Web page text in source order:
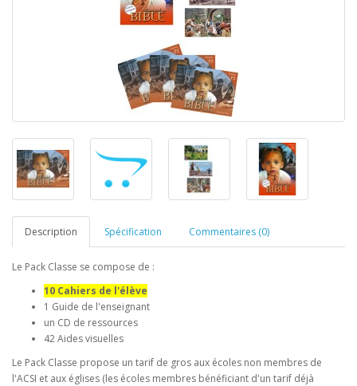
Description Spécification Commentaires (0)
Le Pack Classe se compose de :
10 Cahiers de l'élève
1 Guide de l'enseignant
un CD de ressources
42 Aides visuelles
Le Pack Classe propose un tarif de gros aux écoles non membres de
l'ACSI et aux églises (les écoles membres bénéficiant d'un tarif déjà